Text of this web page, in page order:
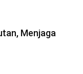
Menjaga